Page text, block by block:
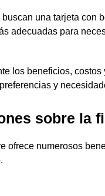
una tarjeta con
adecuadas para
los beneficios,
y
sobre la
ofrece numerosos